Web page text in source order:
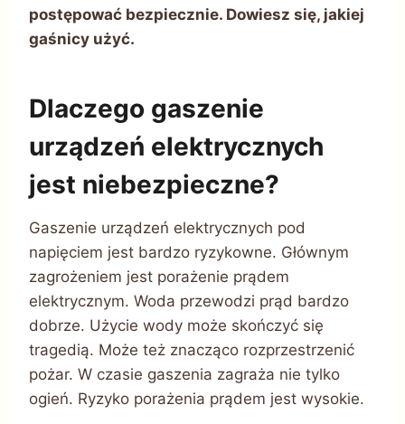
postępować bezpiecznie. Dowiesz się, jakiej
gaśnicy użyć.
Dlaczego gaszenie
urządzeń elektrycznych
jest niebezpieczne?
Gaszenie urządzeń elektrycznych pod
napięciem jest bardzo ryzykowne. Głównym
zagrożeniem jest porażenie prądem
elektrycznym. Woda przewodzi prąd bardzo
dobrze. Użycie wody może skończyć się
tragedią. Może też znacząco rozprzestrzenić
pożar. W czasie gaszenia zagraża nie tylko
ogień. Ryzyko porażenia prądem jest wysokie.